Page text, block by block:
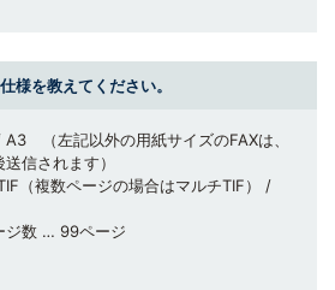
様を教えてください。
（左記以外の用紙サイズのFAXは、
信されます）
（複数ページの場合はマルチTIF） /
ジ数 … 99ページ